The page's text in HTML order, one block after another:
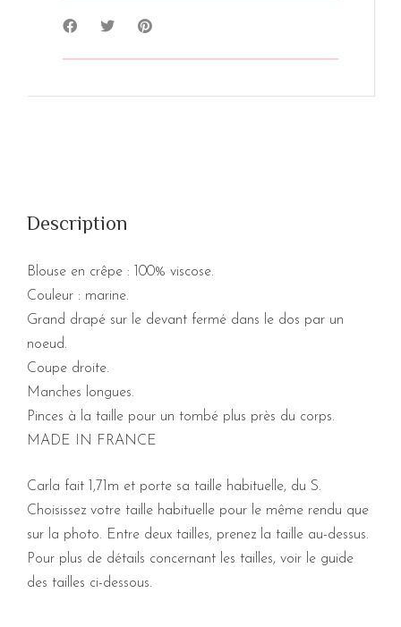
Description
Blouse en crêpe : 100% viscose.
Couleur : marine.
Grand drapé sur le devant fermé dans le dos par un
noeud.
Coupe droite.
Manches longues.
Pinces à la taille pour un tombé plus près du corps.
MADE IN FRANCE
Carla fait 1,71m et porte sa taille habituelle, du S.
Choisissez votre taille habituelle pour le même rendu que
sur la photo. Entre deux tailles, prenez la taille au-dessus.
Pour plus de détails concernant les tailles, voir le guide
des tailles ci-dessous.